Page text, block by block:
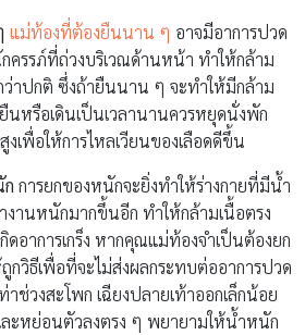
แม่ท้องที่ต้องยืนนาน ๆ อาจมีอาการปวด
ครรภ์ที่ถ่วงบริเวณด้านหน้า ทำให้กล้าม
าปกติ ซึ่งถ้ายืนนาน ๆ จะทำให้มีกล้าม
นหรือเดินเป็นเวลานานควรหยุดนั่งพัก
เพื่อให้การไหลเวียนของเลือดดีขึ้น
การยกของหนักจะยิ่งทำให้ร่างกายที่มีน้ำ
านหนักมากขึ้นอีก ทำให้กล้ามเนื้อตรง
อาการเกร็ง หากคุณแม่ท้องจำเป็นต้องยก
กวิธีเพื่อที่จะไม่ส่งผลกระทบต่ออาการปวด
าช่วงสะโพก เฉียงปลายเท้าออกเล็กน้อย
ะหย่อนตัวลงตรง ๆ พยายามให้น้ำหนัก